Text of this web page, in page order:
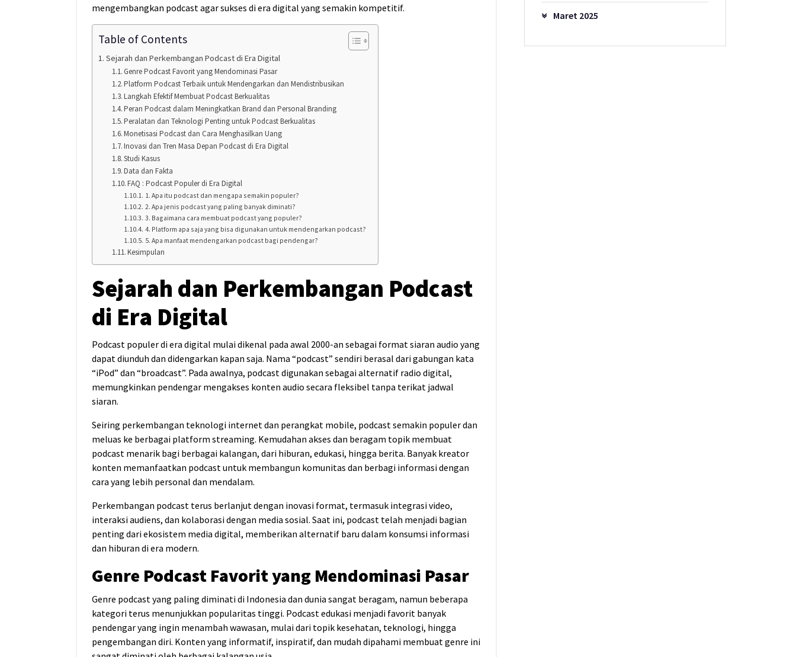
mengembangkan podcast agar sukses di era digital yang semakin kompetitif.
Table of Contents
Sejarah dan Perkembangan Podcast di Era Digital
Genre Podcast Favorit yang Mendominasi Pasar
Platform Podcast Terbaik untuk Mendengarkan dan Mendistribusikan
Langkah Efektif Membuat Podcast Berkualitas
Peran Podcast dalam Meningkatkan Brand dan Personal Branding
Peralatan dan Teknologi Penting untuk Podcast Berkualitas
Monetisasi Podcast dan Cara Menghasilkan Uang
Inovasi dan Tren Masa Depan Podcast di Era Digital
Studi Kasus
Data dan Fakta
FAQ : Podcast Populer di Era Digital
1. Apa itu podcast dan mengapa semakin populer?
2. Apa jenis podcast yang paling banyak diminati?
3. Bagaimana cara membuat podcast yang populer?
4. Platform apa saja yang bisa digunakan untuk mendengarkan podcast?
5. Apa manfaat mendengarkan podcast bagi pendengar?
Kesimpulan
Sejarah dan Perkembangan Podcast
di Era Digital
Podcast populer di era digital mulai dikenal pada awal 2000-an sebagai format siaran audio yang
dapat diunduh dan didengarkan kapan saja. Nama “podcast” sendiri berasal dari gabungan kata
“iPod” dan “broadcast”. Pada awalnya, podcast digunakan sebagai alternatif radio digital,
memungkinkan pendengar mengakses konten audio secara fleksibel tanpa terikat jadwal
siaran.
Seiring perkembangan teknologi internet dan perangkat mobile, podcast semakin populer dan
meluas ke berbagai platform streaming. Kemudahan akses dan beragam topik membuat
podcast menarik bagi berbagai kalangan, dari hiburan, edukasi, hingga berita. Banyak kreator
konten memanfaatkan podcast untuk membangun komunitas dan berbagi informasi dengan
cara yang lebih personal dan mendalam.
Perkembangan podcast terus berlanjut dengan inovasi format, termasuk integrasi video,
interaksi audiens, dan kolaborasi dengan media sosial. Saat ini, podcast telah menjadi bagian
penting dari ekosistem media digital, memberikan alternatif baru dalam konsumsi informasi
dan hiburan di era modern.
Genre Podcast Favorit yang Mendominasi Pasar
Genre podcast yang paling diminati di Indonesia dan dunia sangat beragam, namun beberapa
kategori terus menunjukkan popularitas tinggi. Podcast edukasi menjadi favorit banyak
pendengar yang ingin menambah wawasan, mulai dari topik kesehatan, teknologi, hingga
pengembangan diri. Konten yang informatif, inspiratif, dan mudah dipahami membuat genre ini
Maret 2025